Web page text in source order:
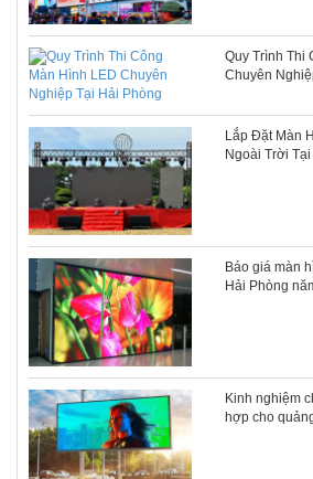
Quy Trình Thi
Chuyên
Lắp Đặt Màn
Ngoài Trời
Báo giá màn
Hải Phòng
Kinh nghiệm
hợp cho